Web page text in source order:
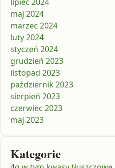
maj 2024
marzec 2024
luty 2024
styczeń 2024
grudzień 2023
listopad 2023
październik 2023
sierpień 2023
czerwiec 2023
maj 2023
Kategorie